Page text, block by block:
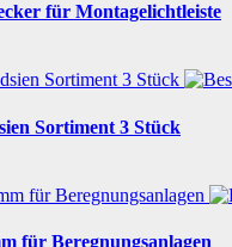
für Montagelichtleiste
Sortiment 3 Stück
für Beregnungsanlagen